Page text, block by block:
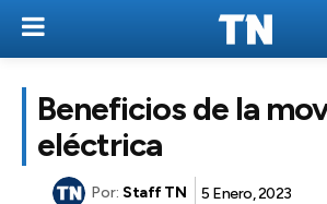
Beneficios de la
eléctrica
Por: Staff TN 5 Enero, 2023